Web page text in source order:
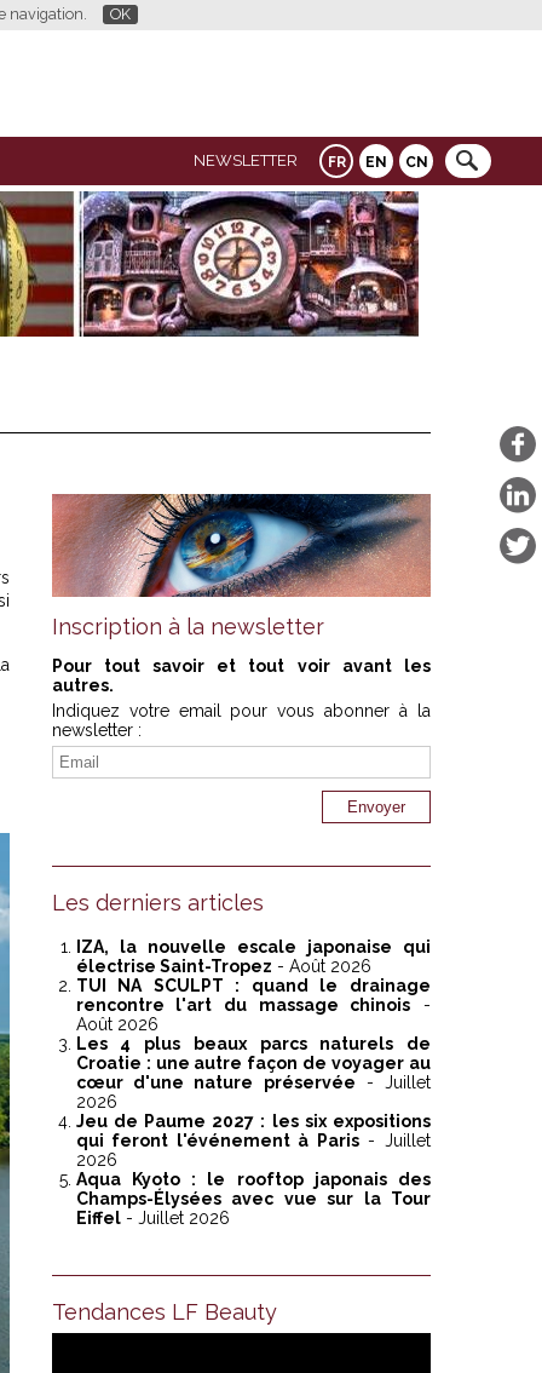
navigation. OK
FR EN CN
NEWSLETTER
Inscription à la newsletter
Pour tout savoir et tout voir avant les
autres.
Indiquez votre email pour vous abonner à la
newsletter :
Les derniers articles
IZA, la nouvelle escale japonaise qui
électrise Saint-Tropez - Août 2026
TUI NA SCULPT : quand le drainage
rencontre l'art du massage chinois -
Août 2026
Les 4 plus beaux parcs naturels de
Croatie : une autre façon de voyager au
cœur d'une nature préservée - Juillet
2026
Jeu de Paume 2027 : les six expositions
qui feront l'événement à Paris- Juillet
2026
Aqua Kyoto : le rooftop japonais des
Champs-Élysées avec vue sur la Tour
Eiffel- Juillet 2026
Tendances LF Beauty